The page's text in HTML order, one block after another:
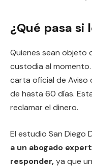
¿Qué pasa si
Quienes sean objeto
custodia al
carta oficial de Aviso
de hasta 60 días.
reclamar el dinero.
El estudio San Diego
a un abogado
responder,ya que